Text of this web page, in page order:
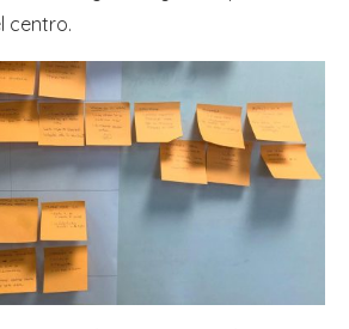
centro.